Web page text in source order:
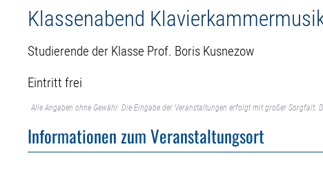
Klassenabend
Studierende der Klasse Prof. Boris Kusnezow
Eintritt frei
Alle Angaben ohne Gewähr. Die Eingabe der Veranstaltungen erfolgt mit großer
Informationen zum Veranstaltungsort